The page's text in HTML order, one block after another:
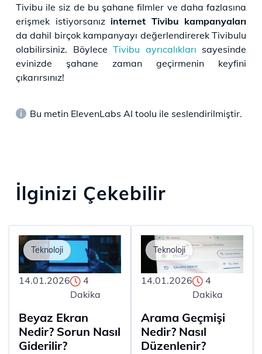
Tivibu ile siz de bu şahane filmler ve daha fazlasına
erişmek istiyorsanız internet Tivibu kampanyaları
da dahil birçok kampanyayı değerlendirerek Tivibulu
olabilirsiniz. Böylece Tivibu ayrıcalıkları sayesinde
evinizde şahane zaman geçirmenin keyfini
çıkarırsınız!
Bu metin ElevenLabs AI toolu ile seslendirilmiştir.
İlginizi Çekebilir
14.01.2026
4
Dakika
Beyaz Ekran
Nedir? Sorun Nasıl
Giderilir?
Teknoloji
14.01.2026
4
Dakika
Arama Geçmişi
Nedir? Nasıl
Düzenlenir?
Teknoloji